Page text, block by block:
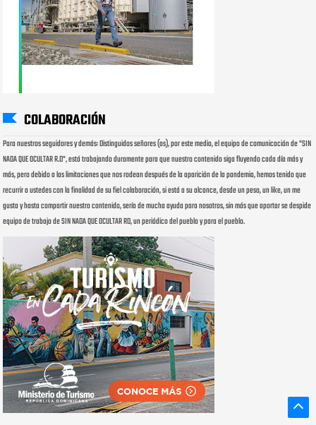
COLABORACIÓN
Para nuestros seguidores y demás: Distinguidos señores (as), por este medio, el equipo de comunicación de "SIN
NADA QUE OCULTAR R.D", está trabajando duramente para que nuestro contenido siga fluyendo cada día más y
más, pero debido a las limitaciones que nos rodean después de la aparición de la pandemia, hemos tenido que
recurrir a ustedes con la finalidad de su fiel colaboración, si está a su alcance, desde un peso, un like, un me
gusta y hasta compartir nuestro contenido, sería de mucha ayuda para nosotros, sin más que aportar se despide
equipo de trabajo de SIN NADA QUE OCULTAR RD, un periódico del pueblo y para el pueblo.